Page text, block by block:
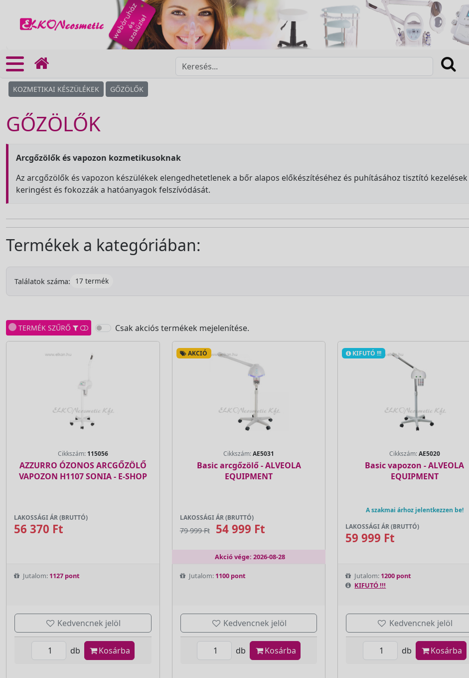
KOZMETIKAI KÉSZÜLÉKEK GŐZÖLŐK
GŐZÖLŐK
Arcgőzölők és vapozon kozmetikusoknak
Az arcgőzölők és vapozon készülékek elengedhetetlenek a bőr alapos előkészítéséhez és puhításához tisztító
keringést és fokozzák a hatóanyagok felszívódását.
Termékek a kategóriában:
Találatok száma: 17 termék
TERMÉK SZŰRŐ Csak akciós termékek mejelenítése.
Cikkszám: 115056
AZZURRO ÓZONOS ARCGŐZÖLŐ
VAPOZON H1107 SONIA - E-SHOP
LAKOSSÁGI ÁR (BRUTTÓ)
56 370 Ft
Jutalom: 1127 pont
Kedvencnek jelöl
db Kosárba
AKCIÓ
Cikkszám:AE5031
Basic arcgőzölő - ALVEOLA
EQUIPMENT
LAKOSSÁGI ÁR (BRUTTÓ)
79 999 Ft 54 999 Ft
Akció vége: 2026-08-28
Jutalom: 1100 pont
Kedvencnek jelöl
db Kosárba
KIFUTÓ !!!
Cikkszám:AE5020
Basic vapozon - ALVEOLA
EQUIPMENT
A szakmai árhoz jelentkezzen be!
LAKOSSÁGI ÁR (BRUTTÓ)
59 999 Ft
Jutalom: 1200 pont
KIFUTÓ !!!
Kedvencnek jelöl
db Kosárba